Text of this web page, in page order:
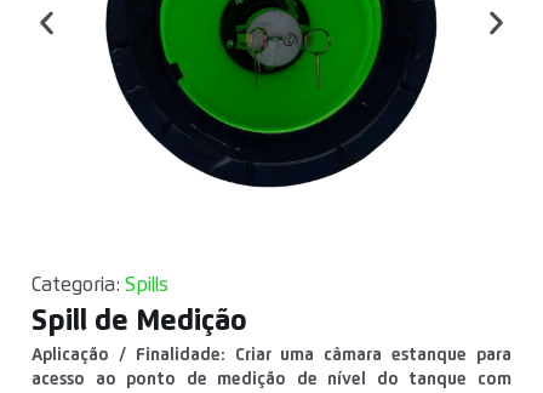
Categoria: Spills
Spill de Medição
Aplicação / Finalidade: Criar uma câmara estanque para
acesso ao ponto de medição de nível do tanque com